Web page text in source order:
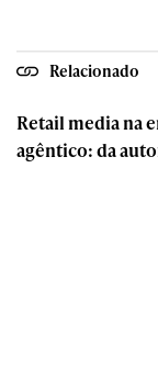
Relacionado
Retail media na
agêntico: da